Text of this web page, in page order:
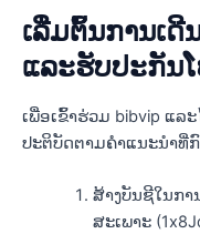
ເລີ່ມຕົ້ນການເດີ
ແລະຮັບປະກັນ
ເພື່ອເຂົ້າຮ່ວມ bibvip ແລ
ປະຕິບັດຕາມຄໍາແນະນໍາທີ່ກົ
ສ້າງບັນຊີໃນກາ
ສະເພາະ